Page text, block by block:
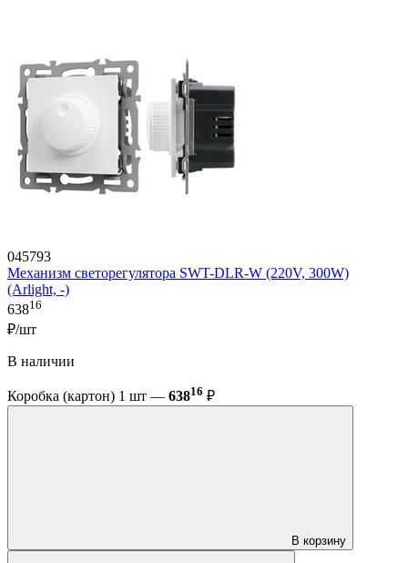
045793
Механизм светорегулятора SWT-DLR-W (220V, 300W)
(Arlight, -)
63816
₽/шт
В наличии
Коробка (картон) 1 шт — 63816 ₽
В корзину